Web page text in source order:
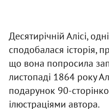
Десятирічній Алісі,
сподобалася історія,
що вона попросила
листопаді 1864 року
подарунок 90-
ілюстраціями автора.